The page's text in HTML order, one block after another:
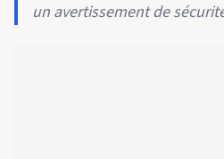
un avertissement de